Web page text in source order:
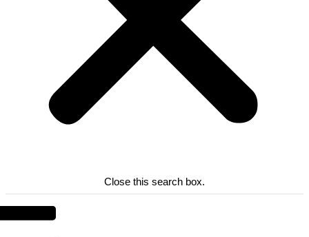
Close this search box.